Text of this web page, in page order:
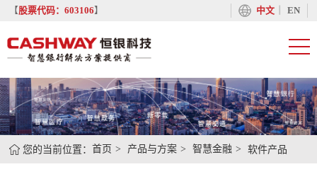
【股票代码：603106】 中文丨 EN
您的当前位置：首页 产品与方案 智慧金融 软件产品